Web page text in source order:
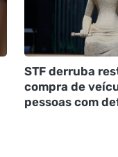
STF derruba
compra de
pessoas com